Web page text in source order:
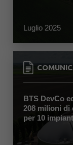
Luglio 2025
BTS DevCo
208 milioni di
per 10